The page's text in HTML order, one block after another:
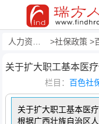
社保政策
栏目： 百色社
关于扩大职工基本医
根据广西壮族自治区